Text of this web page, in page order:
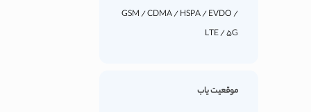
GSM / CDMA / HSPA / EVDO /
LTE / 5G
موقعیت یاب